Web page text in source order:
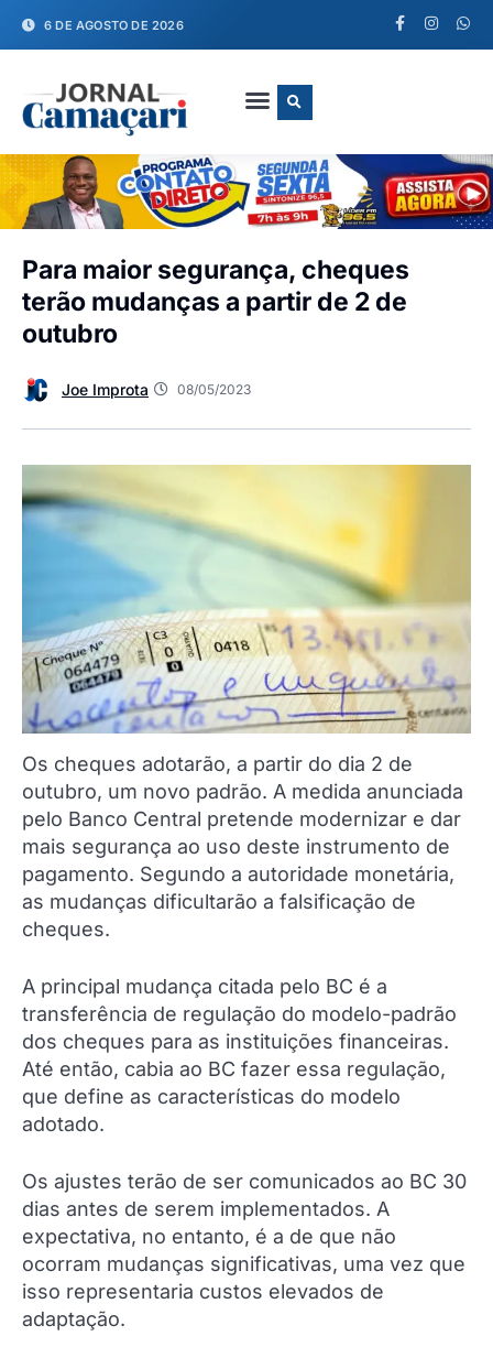
6 DE AGOSTO DE 2026
Para maior segurança, cheques
terão mudanças a partir de 2 de
outubro
Joe Improta 08/05/2023
Os cheques adotarão, a partir do dia 2 de
outubro, um novo padrão. A medida anunciada
pelo Banco Central pretende modernizar e dar
mais segurança ao uso deste instrumento de
pagamento. Segundo a autoridade monetária,
as mudanças dificultarão a falsificação de
cheques.
A principal mudança citada pelo BC é a
transferência de regulação do modelo-padrão
dos cheques para as instituições financeiras.
Até então, cabia ao BC fazer essa regulação,
que define as características do modelo
adotado.
Os ajustes terão de ser comunicados ao BC 30
dias antes de serem implementados. A
expectativa, no entanto, é a de que não
ocorram mudanças significativas, uma vez que
isso representaria custos elevados de
adaptação.